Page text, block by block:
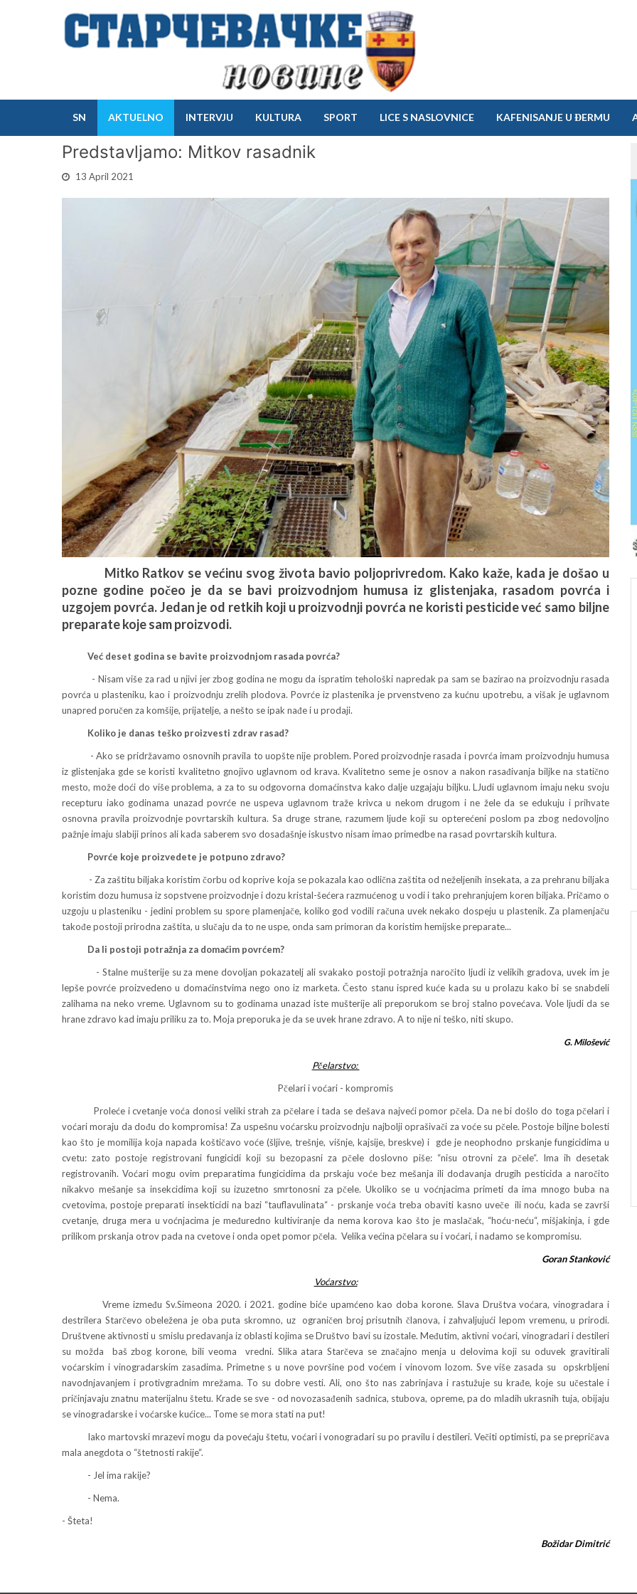
SN AKTUELNO INTERVJU KULTURA SPORT LICE S NASLOVNICE KAFENISANJE U ĐERMU
Predstavljamo: Mitkov rasadnik
13 April 2021
Mitko Ratkov se većinu svog života bavio poljoprivredom. Kako kaže, kada je došao u
pozne godine počeo je da se bavi proizvodnjom humusa iz glistenjaka, rasadom povrća i
uzgojem povrća. Jedan je od retkih koji u proizvodnji povrća ne koristi pesticide već samo biljne
preparate koje sam proizvodi.
Već deset godina se bavite proizvodnjom rasada povrća?
- Nisam više za rad u njivi jer zbog godina ne mogu da ispratim tehološki napredak pa sam se bazirao na proizvodnju rasada
povrća u plasteniku, kao i proizvodnju zrelih plodova. Povrće iz plastenika je prvenstveno za kućnu upotrebu, a višak je uglavnom
unapred poručen za komšije, prijatelje, a nešto se ipak nađe i u prodaji.
Koliko je danas teško proizvesti zdrav rasad?
- Ako se pridržavamo osnovnih pravila to uopšte nije problem. Pored proizvodnje rasada i povrća imam proizvodnju humusa
iz glistenjaka gde se koristi kvalitetno gnojivo uglavnom od krava. Kvalitetno seme je osnov a nakon rasađivanja biljke na statično
mesto, može doći do više problema, a za to su odgovorna domaćinstva kako dalje uzgajaju biljku. LJudi uglavnom imaju neku svoju
recepturu iako godinama unazad povrće ne uspeva uglavnom traže krivca u nekom drugom i ne žele da se edukuju i prihvate
osnovna pravila proizvodnje povrtarskih kultura. Sa druge strane, razumem ljude koji su opterećeni poslom pa zbog nedovoljno
pažnje imaju slabiji prinos ali kada saberem svo dosadašnje iskustvo nisam imao primedbe na rasad povrtarskih kultura.
Povrće koje proizvedete je potpuno zdravo?
- Za zaštitu biljaka koristim čorbu od koprive koja se pokazala kao odlična zaštita od neželjenih insekata, a za prehranu biljaka
koristim dozu humusa iz sopstvene proizvodnje i dozu kristal-šećera razmućenog u vodi i tako prehranjujem koren biljaka. Pričamo o
uzgoju u plasteniku - jedini problem su spore plamenjače, koliko god vodili računa uvek nekako dospeju u plastenik. Za plamenjaču
takođe postoji prirodna zaštita, u slučaju da to ne uspe, onda sam primoran da koristim hemijske preparate...
Da li postoji potražnja za domaćim povrćem?
- Stalne mušterije su za mene dovoljan pokazatelj ali svakako postoji potražnja naročito ljudi iz velikih gradova, uvek im je
lepše povrće proizvedeno u domaćinstvima nego ono iz marketa. Često stanu ispred kuće kada su u prolazu kako bi se snabdeli
zalihama na neko vreme. Uglavnom su to godinama unazad iste mušterije ali preporukom se broj stalno povećava. Vole ljudi da se
hrane zdravo kad imaju priliku za to. Moja preporuka je da se uvek hrane zdravo. A to nije ni teško, niti skupo.
G. Milošević
Pčelarstvo:
Pčelari i voćari - kompromis
Proleće i cvetanje voća donosi veliki strah za pčelare i tada se dešava najveći pomor pčela. Da ne bi došlo do toga pčelari i
voćari moraju da dođu do kompromisa! Za uspešnu voćarsku proizvodnju najbolji oprašivači za voće su pčele. Postoje biljne bolesti
kao što je momilija koja napada koštičavo voće (šljive, trešnje, višnje, kajsije, breskve) i gde je neophodno prskanje fungicidima u
cvetu: zato postoje registrovani fungicidi koji su bezopasni za pčele doslovno piše: “nisu otrovni za pčele“. Ima ih desetak
registrovanih. Voćari mogu ovim preparatima fungicidima da prskaju voće bez mešanja ili dodavanja drugih pesticida a naročito
nikakvo mešanje sa insekcidima koji su izuzetno smrtonosni za pčele. Ukoliko se u voćnjacima primeti da ima mnogo buba na
cvetovima, postoje preparati insekticidi na bazi “tauflavulinata“ - prskanje voća treba obaviti kasno uveče ili noću, kada se završi
cvetanje, druga mera u voćnjacima je međuredno kultiviranje da nema korova kao što je maslačak, “hoću-neću“, mišjakinja, i gde
prilikom prskanja otrov pada na cvetove i onda opet pomor pčela. Velika većina pčelara su i voćari, i nadamo se kompromisu.
Goran Stanković
Voćarstvo:
Vreme između Sv.Simeona 2020. i 2021. godine biće upamćeno kao doba korone. Slava Društva voćara, vinogradara i
destrilera Starčevo obeležena je oba puta skromno, uz ograničen broj prisutnih članova, i zahvaljujući lepom vremenu, u prirodi.
Društvene aktivnosti u smislu predavanja iz oblasti kojima se Društvo bavi su izostale. Međutim, aktivni voćari, vinogradari i destileri
su možda baš zbog korone, bili veoma vredni. Slika atara Starčeva se značajno menja u delovima koji su oduvek gravitirali
voćarskim i vinogradarskim zasadima. Primetne s u nove površine pod voćem i vinovom lozom. Sve više zasada su opskrbljeni
navodnjavanjem i protivgradnim mrežama. To su dobre vesti. Ali, ono što nas zabrinjava i rastužuje su krađe, koje su učestale i
pričinjavaju znatnu materijalnu štetu. Krade se sve - od novozasađenih sadnica, stubova, opreme, pa do mladih ukrasnih tuja, obijaju
se vinogradarske i voćarske kućice... Tome se mora stati na put!
Iako martovski mrazevi mogu da povećaju štetu, voćari i vonogradari su po pravilu i destileri. Večiti optimisti, pa se prepričava
mala anegdota o “štetnosti rakije“.
- Jel ima rakije?
- Nema.
- Šteta!
Božidar Dimitrić